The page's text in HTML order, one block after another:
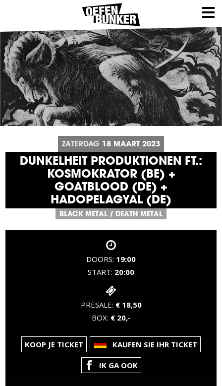
ZATERDAG 18 MAART 2023
DUNKELHEIT PRODUKTIONEN FT.:
KOSMOKRATOR (BE) +
GOATBLOOD (DE) +
HADOPELAGYAL (DE)
BLACK METAL / DEATH METAL
DOORS: 19:00
START: 20:00
PRESALE: € 18,50
BOX: € 20,-
KOOP JE TICKET KAUFEN SIE IHR TICKET
IK GA OOK